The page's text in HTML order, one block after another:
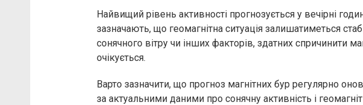
Найвищий рівень активності прогнозується у вечірні
зазначають, що геомагнітна ситуація залишатиметься
сонячного вітру чи інших факторів, здатних спричинити
очікується.
Варто зазначити, що прогноз магнітних бур регулярно
за актуальними даними про сонячну активність і